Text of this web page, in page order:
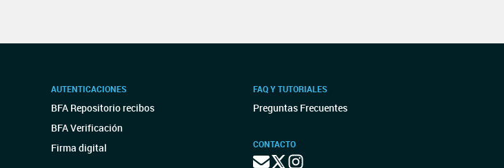
AUTENTICACIONES
BFA Repositorio recibos
BFA Verificación
Firma digital
FAQ Y TUTORIALES
Preguntas Frecuentes
CONTACTO